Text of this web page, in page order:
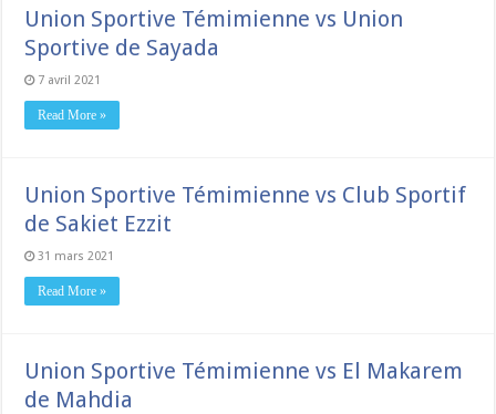
Union Sportive Témimienne vs Union
Sportive de Sayada
7 avril 2021
Read More »
Union Sportive Témimienne vs Club Sportif
de Sakiet Ezzit
31 mars 2021
Read More »
Union Sportive Témimienne vs El Makarem
de Mahdia